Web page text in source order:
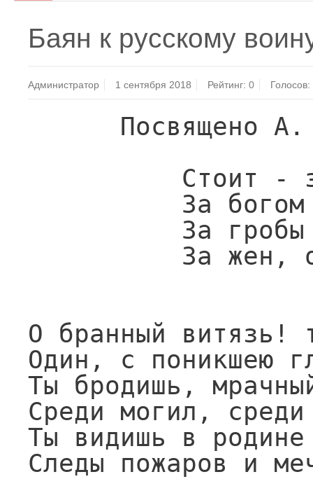
Ленинград: Советский писатель, 1964.
Баян к русскому
Администратор 1 сентября 2018 Рейтинг:0 Голосов:
О бранный витязь!
Один, с поникшею
Ты бродишь,
Среди могил,
Ты видишь в родине
Следы пожаров и